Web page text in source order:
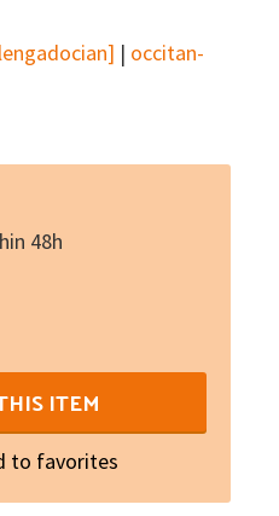
| occitan-
48h
ITEM
to favorites